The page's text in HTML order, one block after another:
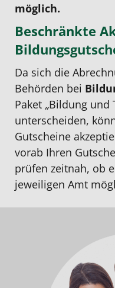
möglich.
Beschränkte
Da sich die
Behörden bei
Paket „Bildung und
unterscheiden,
Gutscheine
vorab Ihren
prüfen zeitnah, ob
jeweiligen Amt